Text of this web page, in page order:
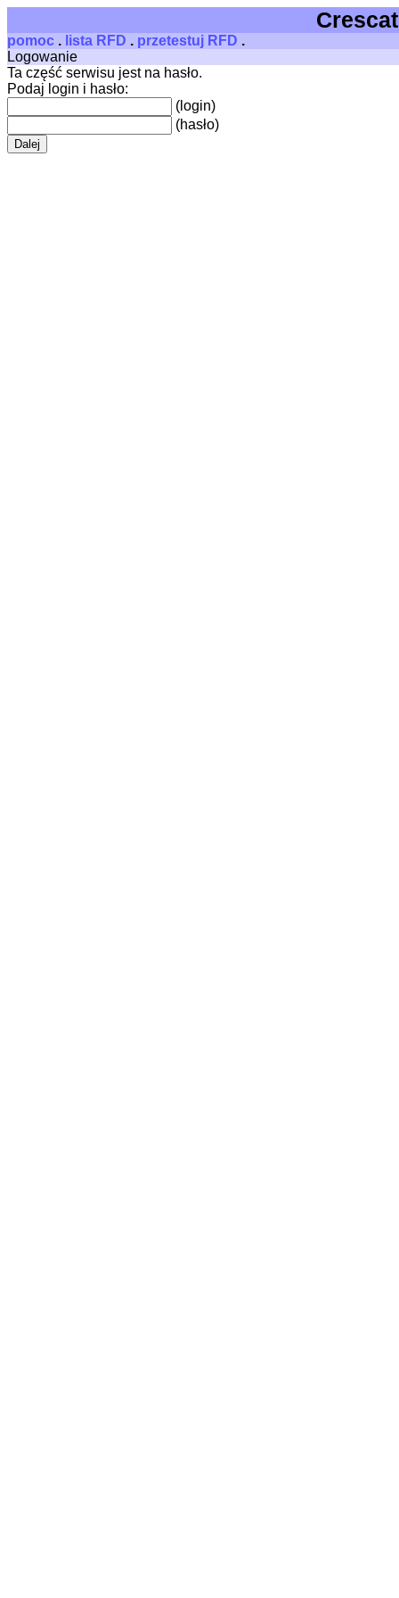
pomoc . lista RFD . przetestuj RFD .
Logowanie
Ta część serwisu jest na hasło.
Podaj login i hasło:
(login)
(hasło)